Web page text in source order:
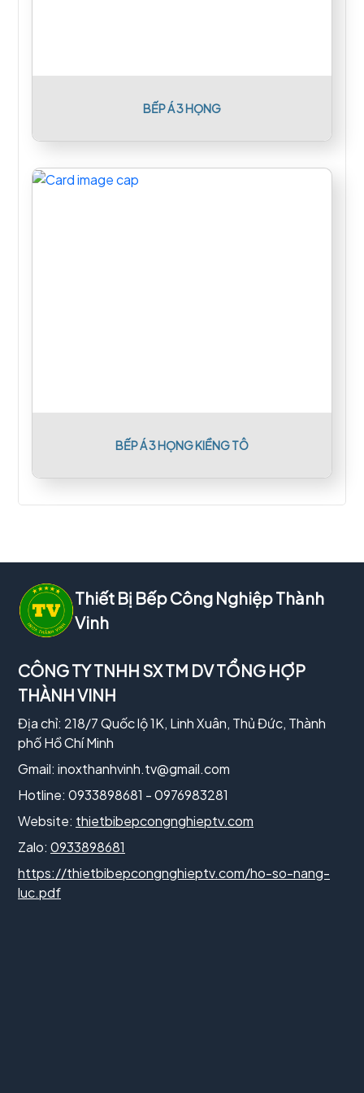
BẾP Á 3 HỌNG
BẾP Á 3 HỌNG KIỀNG TÔ
Thiết Bị Bếp Công Nghiệp Thành
Vinh
CÔNG TY TNHH SX TM DV TỔNG HỢP
THÀNH VINH
Địa chỉ: 218/7 Quốc lộ 1K, Linh Xuân, Thủ Đức, Thành
phố Hồ Chí Minh
Gmail: inoxthanhvinh.tv@gmail.com
Hotline: 0933898681 - 0976983281
Website: thietbibepcongnghieptv.com
Zalo: 0933898681
https://thietbibepcongnghieptv.com/ho-so-nang-
luc.pdf